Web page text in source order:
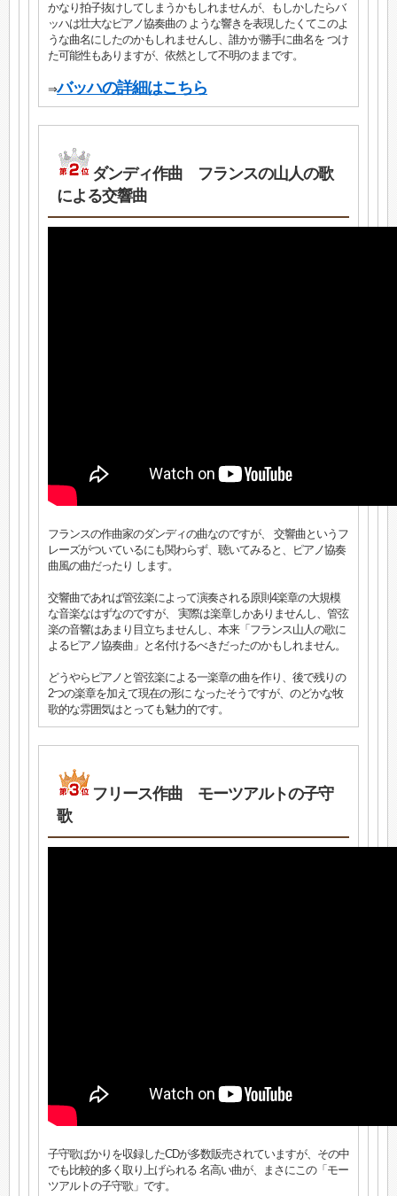
かなり拍子抜けしてしまうかもしれませんが、もしかしたらバ
ッハは壮大なピアノ協奏曲の ような響きを表現したくてこのよ
うな曲名にしたのかもしれませんし、誰かが勝手に曲名を つけ
た可能性もありますが、依然として不明のままです。
⇒バッハの詳細はこちら
ダンディ作曲 フランスの山人の歌
による交響曲
フランスの作曲家のダンディの曲なのですが、 交響曲というフ
レーズがついているにも関わらず、聴いてみると、ピアノ協奏
曲風の曲だったり します。
交響曲であれば管弦楽によって演奏される原則4楽章の大規模
な音楽なはずなのですが、 実際は楽章しかありませんし、管弦
楽の音響はあまり目立ちませんし、本来「フランス山人の歌に
よるピアノ協奏曲」と名付けるべきだったのかもしれません。
どうやらピアノと管弦楽による一楽章の曲を作り、後で残りの
2つの楽章を加えて現在の形に なったそうですが、のどかな牧
歌的な雰囲気はとっても魅力的です。
フリース作曲 モーツアルトの子守
歌
子守歌ばかりを収録したCDが多数販売されていますが、その中
でも比較的多く取り上げられる 名高い曲が、まさにこの「モー
ツアルトの子守歌」です。